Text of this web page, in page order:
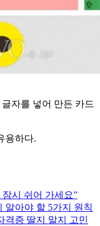
자를 넣어 만든 카드
용하다.
시 쉬어 가세요”
알아야 할 5가지 원칙
격증 딸지 말지 고민